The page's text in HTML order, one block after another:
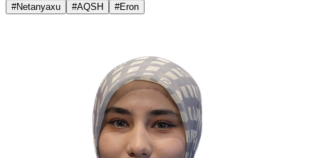
#Netanyaxu #AQSH #Eron